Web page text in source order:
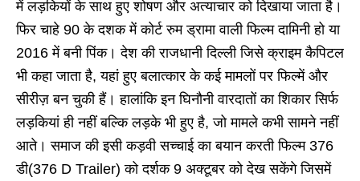
में लड़कियों के साथ हुए शोषण और अत्याचार को दिखाया जाता है।
फिर चाहे 90 के दशक में कोर्ट रुम ड्रामा वाली फिल्म दामिनी हो या
2016 में बनी पिंक। देश की राजधानी दिल्ली जिसे क्राइम कैपिटल
भी कहा जाता है, यहां हुए बलात्कार के कई मामलों पर फिल्में और
सीरीज़ बन चुकी हैं। हालांकि इन घिनौनी वारदातों का शिकार सिर्फ
लड़कियां ही नहीं बल्कि लड़के भी हुए है, जो मामले कभी सामने नहीं
आते। समाज की इसी कड़वी सच्चाई का बयान करती फिल्म 376
डी(376 D Trailer) को दर्शक 9 अक्टूबर को देख सकेंगे जिसमें